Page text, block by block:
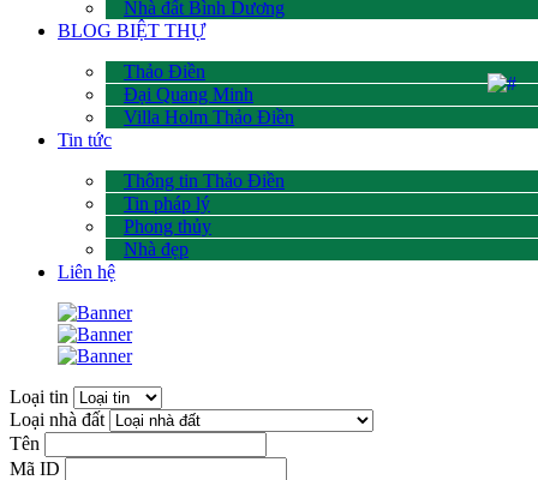
Nhà đất Bình Dương
BLOG BIỆT THỰ
Thảo Điền
Đại Quang Minh
Villa Holm Thảo Điền
Tin tức
Thông tin Thảo Điền
Tin pháp lý
Phong thủy
Nhà đẹp
Liên hệ
Loại tin
Loại nhà đất
Tên
Mã ID